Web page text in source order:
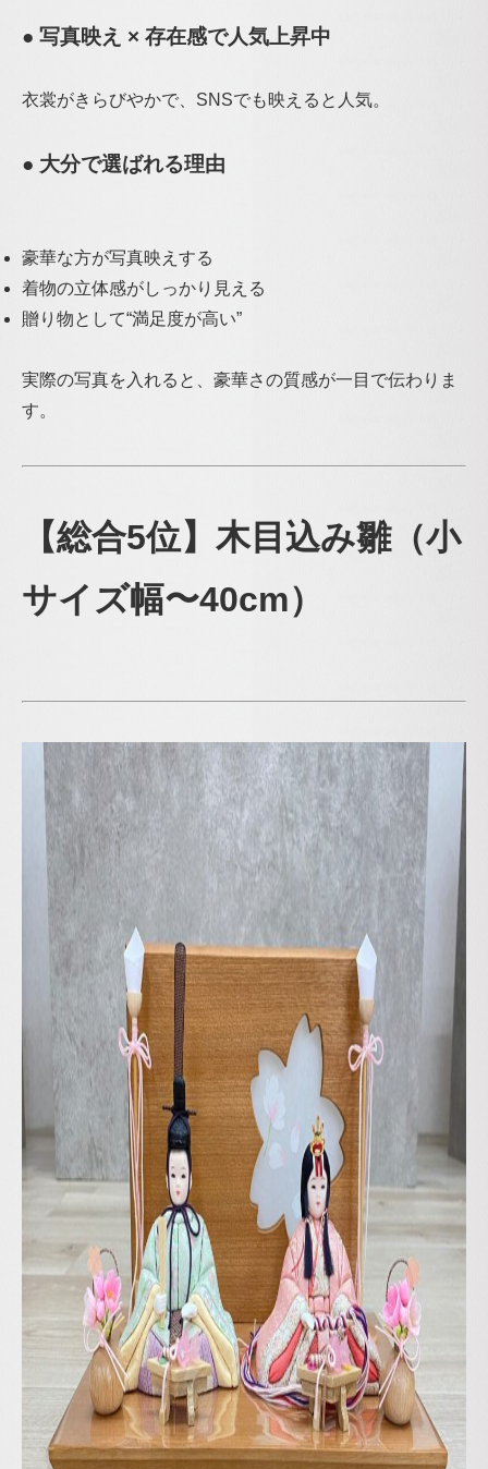
● 写真映え × 存在感で人気上昇中
衣裳がきらびやかで、SNSでも映えると人気。
● 大分で選ばれる理由
豪華な方が写真映えする
着物の立体感がしっかり見える
贈り物として“満足度が高い”
実際の写真を入れると、豪華さの質感が一目で伝わりま
す。
【総合5位】木目込み雛（小
サイズ幅〜40cm）